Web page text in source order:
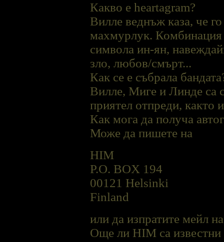
Какво е heartagram?
Виллe веднъж каза, че
махмурлук. Комбинация
символа ин-ян,
зло, любов/смърт...
Как се е събрала
Виллe, Миге и Линдe са
приятел отпреди, както
Как мога да получа
Може да пишете на
HIM
P.O. BOX 194
00121 Helsinki
Finland
или да изпратите мейл
Още ли HIM са